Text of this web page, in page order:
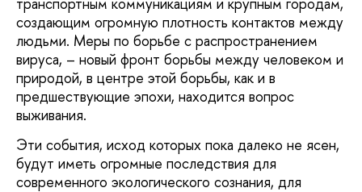
создающим огромную плотность контактов между
людьми. Меры по борьбе с распространением
вируса, – новый фронт борьбы между человеком и
природой, в центре этой борьбы, как и в
предшествующие эпохи, находится вопрос
выживания.
Эти события, исход которых пока далеко не ясен,
будут иметь огромные последствия для
современного экологического сознания, для